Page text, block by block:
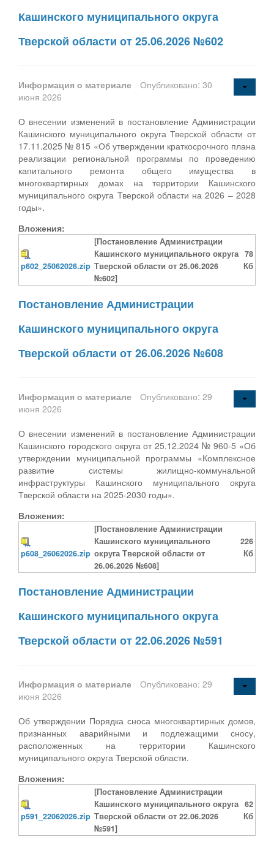
Кашинского муниципального округа
Тверской области от 25.06.2026 №602
Информация о материале
Опубликовано: 30
июня 2026
О внесении изменений в постановление Администрации
Кашинского муниципального округа Тверской области от
17.11.2025 № 815 «Об утверждении краткосрочного плана
реализации региональной программы по проведению
капитального ремонта общего имущества в
многоквартирных домах на территории Кашинского
муниципального округа Тверской области на 2026 – 2028
годы».
Вложения:
p602_25062026.zip
[Постановление Администрации
Кашинского муниципального округа
Тверской области от 25.06.2026
№602]
78
Кб
Постановление Администрации
Кашинского муниципального округа
Тверской области от 26.06.2026 №608
Информация о материале
Опубликовано: 29
июня 2026
О внесении изменений в постановление Администрации
Кашинского городского округа от 25.12.2024 № 960-5 «Об
утверждении муниципальной программы «Комплексное
развитие системы жилищно-коммунальной
инфраструктуры Кашинского муниципального округа
Тверской области на 2025-2030 годы».
Вложения:
p608_26062026.zip
[Постановление Администрации
Кашинского муниципального
округа Тверской области от
26.06.2026 №608]
226
Кб
Постановление Администрации
Кашинского муниципального округа
Тверской области от 22.06.2026 №591
Информация о материале
Опубликовано: 29
июня 2026
Об утверждении Порядка сноса многоквартирных домов,
признанных аварийными и подлежащими сносу,
расположенных на территории Кашинского
муниципального округа Тверской области.
Вложения:
p591_22062026.zip
[Постановление Администрации
Кашинского муниципального округа
Тверской области от 22.06.2026
№591]
62
Кб